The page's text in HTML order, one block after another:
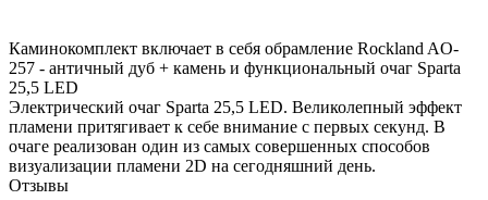
Каминокомплект включает в себя обрамление Rockland AO-
257 - античный дуб + камень и функциональный очаг Sparta
25,5 LED
Электрический очаг Sparta 25,5 LED. Великолепный эффект
пламени притягивает к себе внимание с первых секунд. В
очаге реализован один из самых совершенных способов
визуализации пламени 2D на сегодняшний день.
Отзывы